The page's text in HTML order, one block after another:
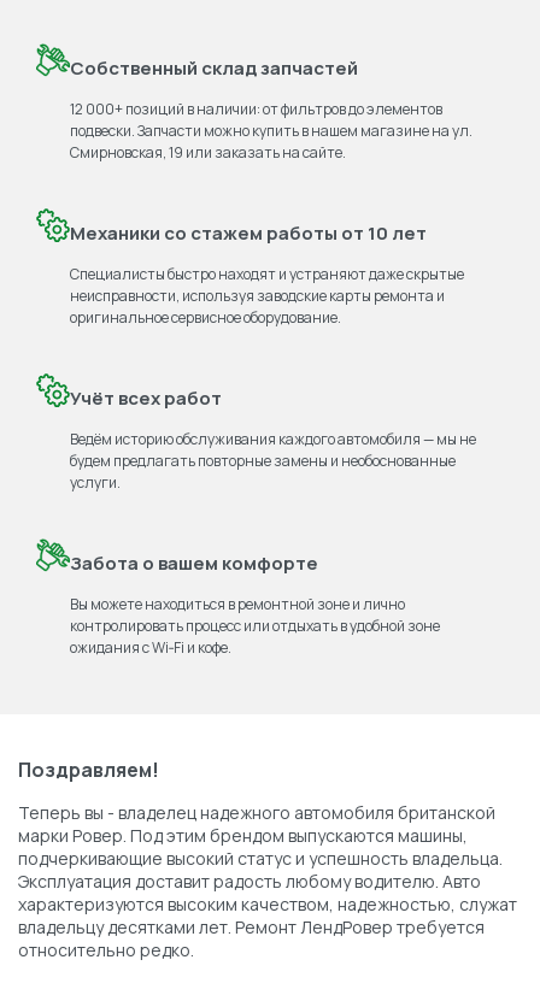
Собственный склад запчастей
12 000+ позиций в наличии: от фильтров до элементов
подвески. Запчасти можно купить в нашем магазине на ул.
Смирновская, 19 или заказать на сайте.
Механики со стажем работы от 10 лет
Специалисты быстро находят и устраняют даже скрытые
неисправности, используя заводские карты ремонта и
оригинальное сервисное оборудование.
Учёт всех работ
Ведём историю обслуживания каждого автомобиля — мы не
будем предлагать повторные замены и необоснованные
услуги.
Забота о вашем комфорте
Вы можете находиться в ремонтной зоне и лично
контролировать процесс или отдыхать в удобной зоне
ожидания с Wi‑Fi и кофе.
Поздравляем!
Теперь вы - владелец надежного автомобиля британской
марки Ровер. Под этим брендом выпускаются машины,
подчеркивающие высокий статус и успешность владельца.
Эксплуатация доставит радость любому водителю. Авто
характеризуются высоким качеством, надежностью, служат
владельцу десятками лет. Ремонт ЛендРовер требуется
относительно редко.